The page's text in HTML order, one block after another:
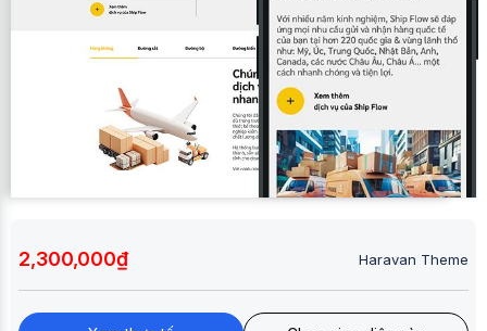
2,300,000₫ Haravan Theme